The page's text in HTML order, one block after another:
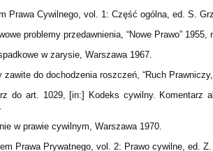
Prawa Cywilnego, vol. 1: Część ogólna, ed. S.
problemy przedawnienia, “Nowe Prawo” 1955,
w zarysie, Warszawa 1967.
do dochodzenia roszczeń, “Ruch
do art. 1029, [in:] Kodeks cywilny. Komentarz
w prawie cywilnym, Warszawa 1970.
Prawa Prywatnego, vol. 2: Prawo cywilne, ed. Z.